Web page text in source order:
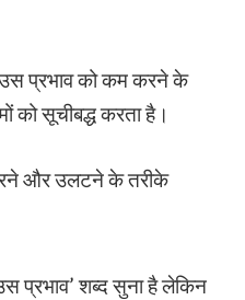
प्रभाव को कम करने के
को सूचीबद्ध करता है।
करने और उलटने के तरीके
प्रभाव’ शब्द सुना है लेकिन